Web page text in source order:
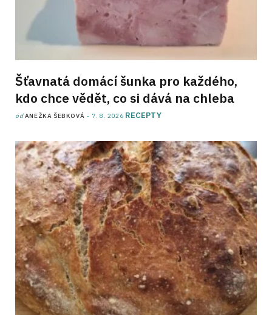
Šťavnatá domácí šunka pro každého,
kdo chce vědět, co si dává na chleba
odANEŽKA ŠEBKOVÁ 7. 8. 2026 RECEPTY